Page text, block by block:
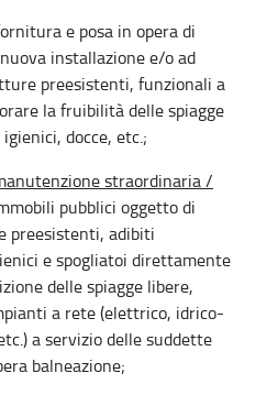
e posa in opera di
installazione e/o ad
preesistenti, funzionali a
la fruibilità delle spiagge
docce, etc.;
straordinaria /
pubblici oggetto di
preesistenti, adibiti
e spogliatoi direttamente
delle spiagge libere,
a rete (elettrico, idrico-
a servizio delle suddette
balneazione;